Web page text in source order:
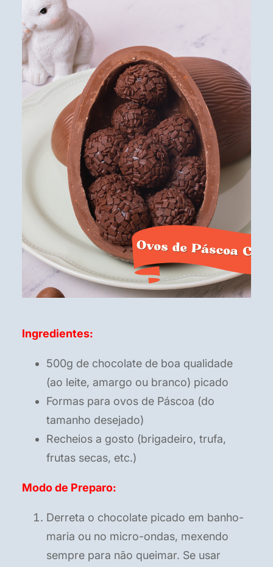
Ingredientes:
500g de chocolate de boa qualidade
(ao leite, amargo ou branco) picado
Formas para ovos de Páscoa (do
tamanho desejado)
Recheios a gosto (brigadeiro, trufa,
frutas secas, etc.)
Modo de Preparo:
Derreta o chocolate picado em banho-
maria ou no micro-ondas, mexendo
sempre para não queimar. Se usar